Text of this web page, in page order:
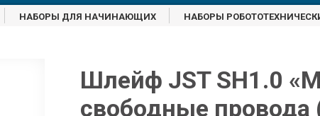
НАБОРЫ ДЛЯ НАЧИНАЮЩИХ НАБОРЫ
Шлейф JST SH1.0
свободные провода
Менеджер
8 (499) 500-14-56